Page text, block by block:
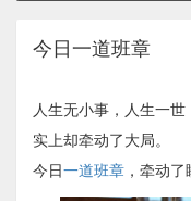
今日一道班章
人生无小事，人生一
实上却牵动了大局。
今日一道班章 ，牵动